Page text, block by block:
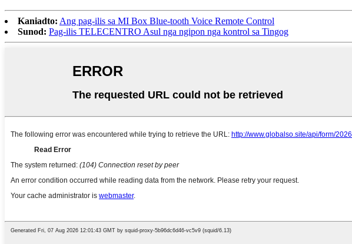
Kaniadto: Ang pag-ilis sa MI Box Blue-tooth Voice Remote Control
Sunod: Pag-ilis TELECENTRO Asul nga ngipon nga kontrol sa Tingog